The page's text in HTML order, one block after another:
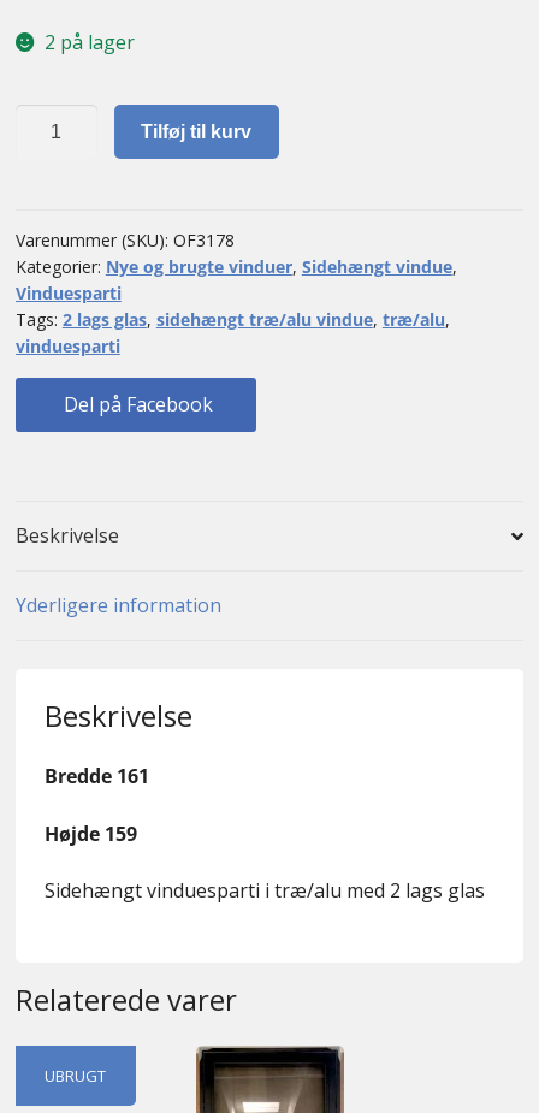
2 på lager
Sidehængt
vinduesparti
Tilføj til kurv
Varenummer (SKU): OF3178
Kategorier: Nye og brugte vinduer, Sidehængt vindue,
Vinduesparti
Tags: 2 lags glas, sidehængt træ/alu vindue, træ/alu,
vinduesparti
Del på Facebook
Beskrivelse
Yderligere information
Beskrivelse
Bredde 161
Højde 159
Sidehængt vinduesparti i træ/alu med 2 lags glas
Relaterede varer
UBRUGT